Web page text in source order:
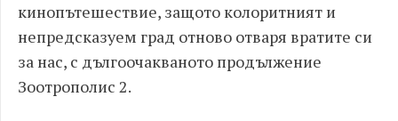
кинопътешествие, защото колоритният и
непредсказуем град отново отваря вратите си
за нас, с дългоочакваното продължение
Зоотрополис 2.